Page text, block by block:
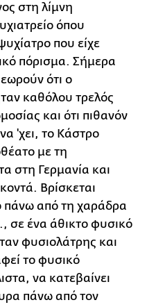
στη λίμνη
όπου
που είχε
πόρισμα. Σήμερα
ότι ο
καθόλου τρελός
και ότι πιθανόν
'χει, το Κάστρο
με τη
στη Γερμανία και
Βρίσκεται
πάνω από τη χαράδρα
σε ένα άθικτο φυσικό
φυσιολάτρης και
το φυσικό
να κατεβαίνει
πάνω από τον